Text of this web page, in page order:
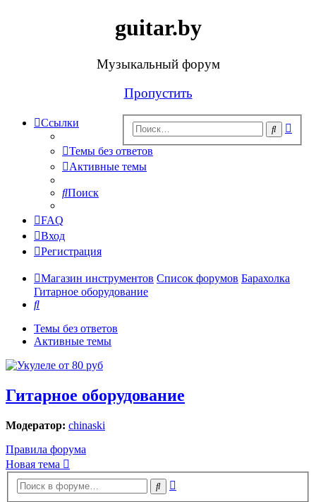
guitar.by
Музыкальный форум
Пропустить
Поиск
Ссылки
Темы без ответов
Активные темы
Поиск
FAQ
Вход
Регистрация
Магазин инструментов Список форумов Барахолка
Гитарное оборудование
Поиск
Темы без ответов
Активные темы
Гитарное оборудование
Модератор: chinaski
Правила форума
Новая тема
Поиск